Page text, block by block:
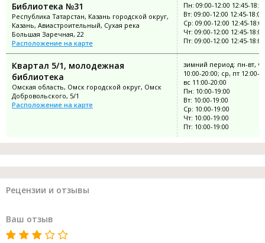
Библиотека №31
Республика Татарстан, Казань городской округ,
Казань, Авиастроительный, Сухая река
Большая Заречная, 22
Расположение на карте
Пн: 09:00-12:00 12:45-
Вт: 09:00-12:00 12:45-18:00
Ср: 09:00-12:00 12:45-18:00
Чт: 09:00-12:00 12:45-18:00
Пт: 09:00-12:00 12:45-18:00
Квартал 5/1, молодежная
библиотека
Омская область, Омск городской округ, Омск
Добровольского, 5/1
Расположение на карте
зимний период: пн-вт, чт
10:00-20:00; ср, пт 12:00-
вс 11:00-20:00
Пн: 10:00-19:00
Вт: 10:00-19:00
Ср: 10:00-19:00
Чт: 10:00-19:00
Пт: 10:00-19:00
Рецензии и отзывы
Ваш отзыв